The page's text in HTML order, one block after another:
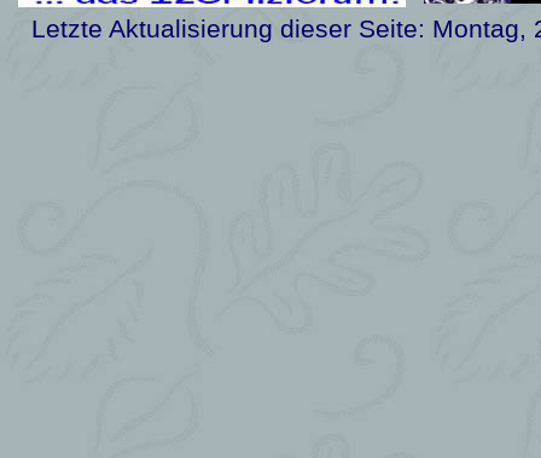
Letzte Aktualisierung dieser Seite: Montag,